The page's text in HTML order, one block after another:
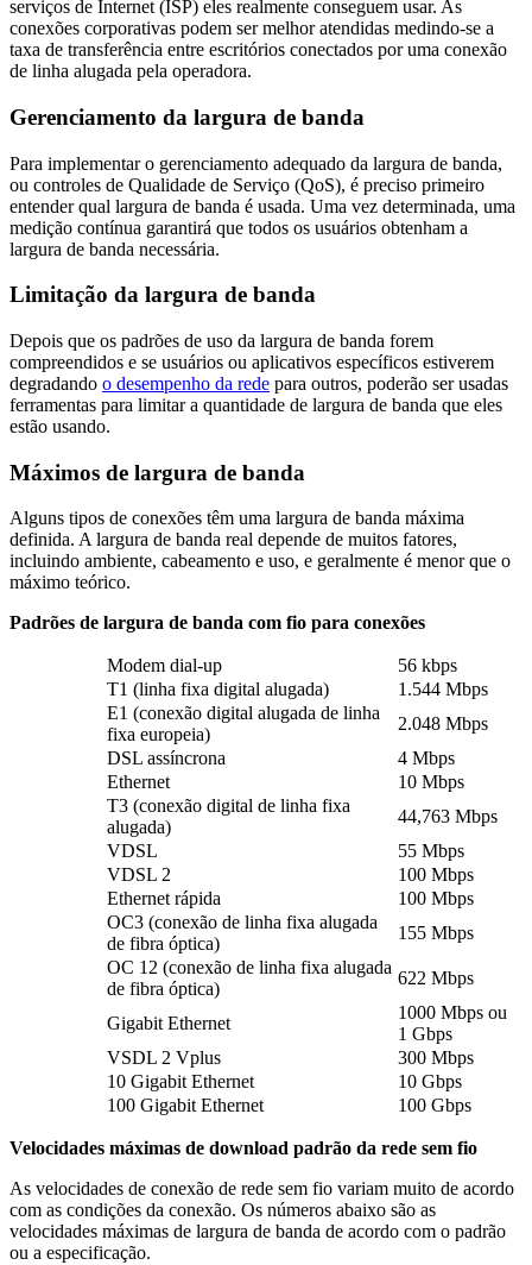
serviços de Internet (ISP) eles realmente conseguem usar. As
conexões corporativas podem ser melhor atendidas medindo-se a
taxa de transferência entre escritórios conectados por uma conexão
de linha alugada pela operadora.
Gerenciamento da largura de banda
Para implementar o gerenciamento adequado da largura de banda,
ou controles de Qualidade de Serviço (QoS), é preciso primeiro
entender qual largura de banda é usada. Uma vez determinada, uma
medição contínua garantirá que todos os usuários obtenham a
largura de banda necessária.
Limitação da largura de banda
Depois que os padrões de uso da largura de banda forem
compreendidos e se usuários ou aplicativos específicos estiverem
degradando o desempenho da rede para outros, poderão ser usadas
ferramentas para limitar a quantidade de largura de banda que eles
estão usando.
Máximos de largura de banda
Alguns tipos de conexões têm uma largura de banda máxima
definida. A largura de banda real depende de muitos fatores,
incluindo ambiente, cabeamento e uso, e geralmente é menor que o
máximo teórico.
Padrões de largura de banda com fio para conexões
Modem dial-up
56 kbps
T1 (linha fixa digital alugada)
1.544 Mbps
E1 (conexão digital alugada de linha
fixa europeia)
2.048 Mbps
DSL assíncrona
4 Mbps
Ethernet
10 Mbps
T3 (conexão digital de linha fixa
alugada)
44,763 Mbps
VDSL
55 Mbps
VDSL 2
100 Mbps
Ethernet rápida
100 Mbps
OC3 (conexão de linha fixa alugada
de fibra óptica)
155 Mbps
OC 12 (conexão de linha fixa alugada
de fibra óptica)
622 Mbps
Gigabit Ethernet
1000 Mbps ou
1 Gbps
VSDL 2 Vplus
300 Mbps
10 Gigabit Ethernet
10 Gbps
100 Gigabit Ethernet
100 Gbps
Velocidades máximas de download padrão da rede sem fio
As velocidades de conexão de rede sem fio variam muito de acordo
com as condições da conexão. Os números abaixo são as
velocidades máximas de largura de banda de acordo com o padrão
ou a especificação.